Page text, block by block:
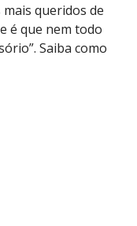
queridos de
é que nem todo
Saiba como